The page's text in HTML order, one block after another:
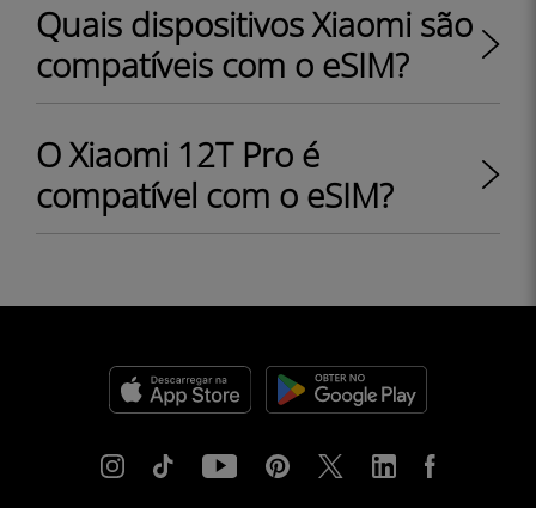
Quais dispositivos Xiaomi são
compatíveis com o eSIM?
O Xiaomi 12T Pro é
compatível com o eSIM?